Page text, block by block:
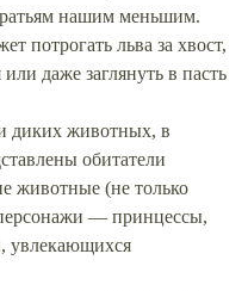
нашим меньшим.
потрогать льва за хвост,
даже заглянуть в пасть
диких животных, в
обитатели
животные (не только
— принцессы,
увлекающихся